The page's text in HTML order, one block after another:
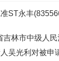
ST永丰
林市中级人
吴光利对被